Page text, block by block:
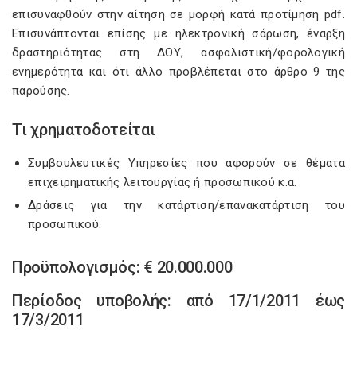
επισυναφθούν στην αίτηση σε μορφή κατά προτίμηση pdf.
Επισυνάπτονται επίσης με ηλεκτρονική σάρωση, έναρξη
δραστηριότητας στη ΔΟΥ, ασφαλιστική/φορολογική
ενημερότητα και ότι άλλο προβλέπεται στο άρθρο 9 της
παρούσης.
Τι χρηματοδοτείται
Συμβουλευτικές Υπηρεσίες που αφορούν σε θέματα
επιχειρηματικής λειτουργίας ή προσωπικού κ.α.
Δράσεις για την κατάρτιση/επανακατάρτιση του
προσωπικού.
Προϋπολογισμός: € 20.000.000
Περίοδος υποβολής: από 17/1/2011 έως
17/3/2011